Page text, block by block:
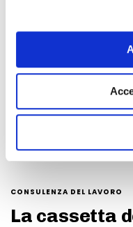
Il sistema di
Lombardia La
regioni italiane
CONSULENZA DEL LAVORO
La cassetta